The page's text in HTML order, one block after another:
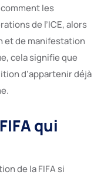
les
de l’ICE, alors
et de manifestation
cela signifie que
d’appartenir déjà
qui
de la FIFA si